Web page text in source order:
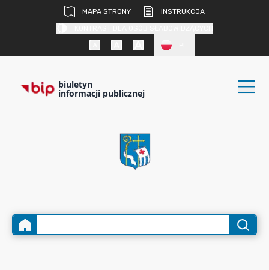
MAPA STRONY
INSTRUKCJA
biuletyn
informacji publicznej